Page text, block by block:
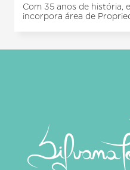
Com 35 anos de história,
incorpora área de